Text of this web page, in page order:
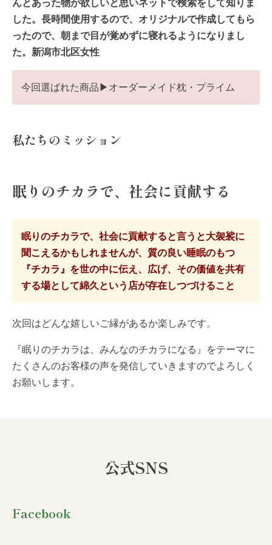
んとあった物が欲しいと思いネットで検索をして知りま
した。長時間使用するので、オリジナルで作成してもら
ったので、朝まで目が覚めずに寝れるようになりまし
た。新潟市北区女性
今回選ばれた商品▶︎オーダーメイド枕・プライム
私たちのミッション
眠りのチカラで、社会に貢献する
眠りのチカラで、社会に貢献すると言うと大袈裟に
聞こえるかもしれませんが、質の良い睡眠のもつ
『チカラ』を世の中に伝え、広げ、その価値を共有
する場として綿久という店が存在しつづけること
次回はどんな嬉しいご縁があるか楽しみです。
『眠りのチカラは、みんなのチカラになる』をテーマに
たくさんのお客様の声を発信していきますのでよろしく
お願いします。
公式SNS
Facebook